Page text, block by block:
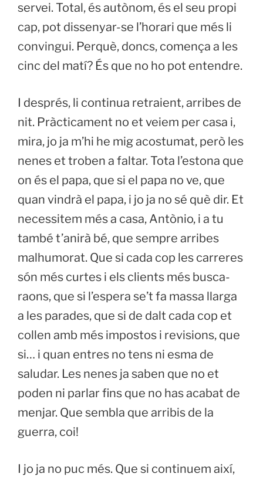
servei. Total, és autònom, és el seu propi
cap, pot dissenyar-se l’horari que més li
convingui. Perquè, doncs, comença a les
cinc del matí? És que no ho pot entendre.
I després, li continua retraient, arribes de
nit. Pràcticament no et veiem per casa i,
mira, jo ja m’hi he mig acostumat, però les
nenes et troben a faltar. Tota l’estona que
on és el papa, que si el papa no ve, que
quan vindrà el papa, i jo ja no sé què dir. Et
necessitem més a casa, Antònio, i a tu
també t’anirà bé, que sempre arribes
malhumorat. Que si cada cop les carreres
són més curtes i els clients més busca-
raons, que si l’espera se’t fa massa llarga
a les parades, que si de dalt cada cop et
collen amb més impostos i revisions, que
si… i quan entres no tens ni esma de
saludar. Les nenes ja saben que no et
poden ni parlar fins que no has acabat de
menjar. Que sembla que arribis de la
guerra, coi!
I jo ja no puc més. Que si continuem així,